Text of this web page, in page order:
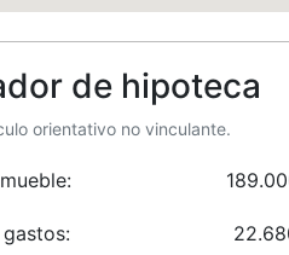
de hipoteca
orientativo no vinculante.